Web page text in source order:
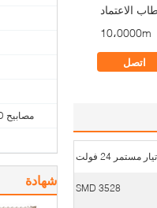
مصابيح LED للأشعة فوق البنفسجية
شهادة
10،0000m
اتصل
تيار مستمر 24 فولت
SMD 3528